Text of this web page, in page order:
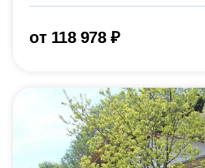
от 118 978 ₽